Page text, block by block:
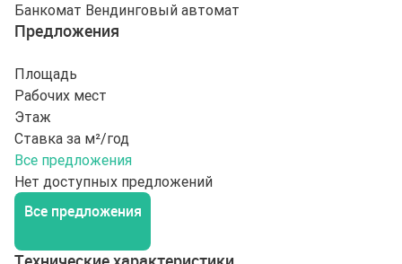
Банкомат Вендинговый автомат
Предложения
Площадь
Рабочих мест
Этаж
Ставка за м²/год
Все предложения
Нет доступных предложений
Все предложения